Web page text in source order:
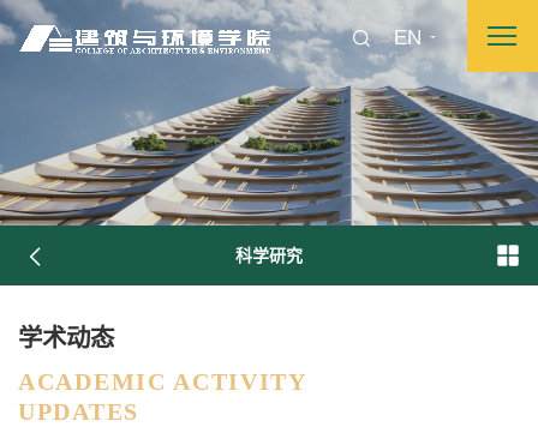
EN
图片新闻
科学研究
学术动态
ACADEMIC ACTIVITY
UPDATES